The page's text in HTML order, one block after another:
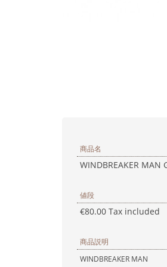
商品名
WINDBREAKER MAN
値段
€80.00 Tax included
商品説明
WINDBREAKER MAN